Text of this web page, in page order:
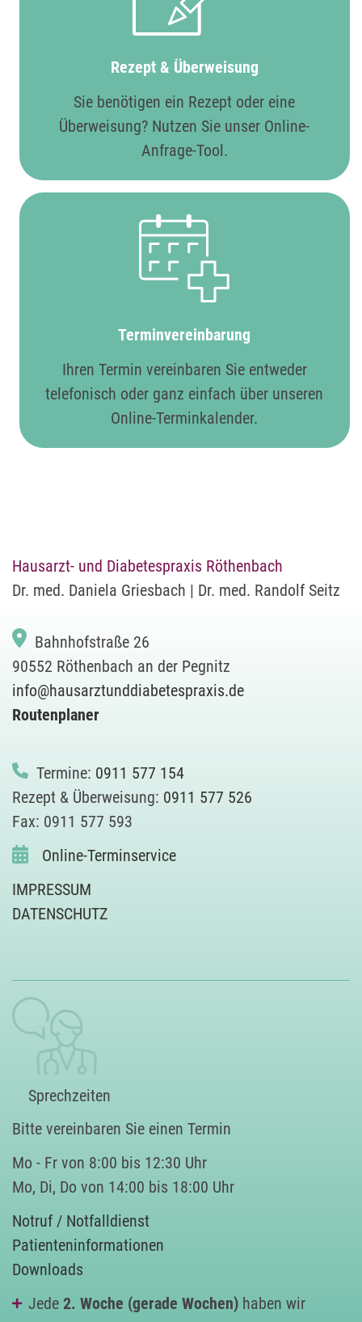
Rezept & Überweisung
Sie benötigen ein Rezept oder eine
Überweisung? Nutzen Sie unser Online-
Anfrage-Tool.
Terminvereinbarung
Ihren Termin vereinbaren Sie entweder
telefonisch oder ganz einfach über unseren
Online-Terminkalender.
Hausarzt- und Diabetespraxis Röthenbach
Dr. med. Daniela Griesbach | Dr. med. Randolf Seitz
Bahnhofstraße 26
90552 Röthenbach an der Pegnitz
info@hausarztunddiabetespraxis.de
Routenplaner
Termine: 0911 577 154
Rezept & Überweisung: 0911 577 526
Fax: 0911 577 593
Online-Terminservice
IMPRESSUM
DATENSCHUTZ
Sprechzeiten
Bitte vereinbaren Sie einen Termin
Mo - Fr von 8:00 bis 12:30 Uhr
Mo, Di, Do von 14:00 bis 18:00 Uhr
Notruf / Notfalldienst
Patienteninformationen
Downloads
Jede 2. Woche (gerade Wochen) haben wir